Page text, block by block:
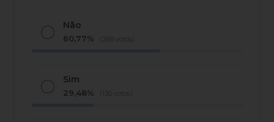
Não
60,77% (268 votos)
Sim
29,48% (130 votos)